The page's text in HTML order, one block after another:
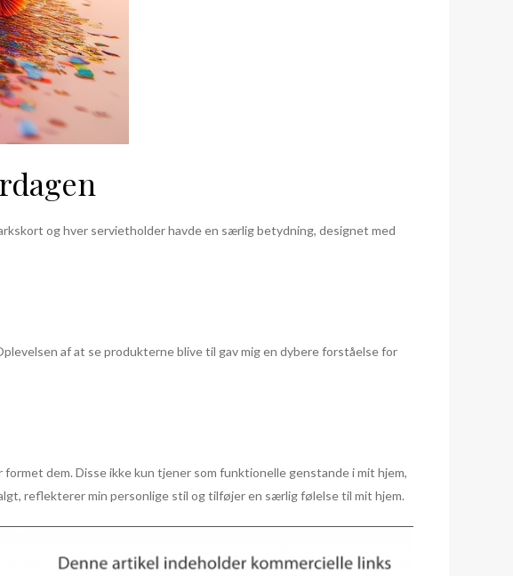
og hver servietholder havde en særlig betydning, designet med
af at se produkterne blive til gav mig en dybere forståelse for
dem. Disse ikke kun tjener som funktionelle genstande i mit hjem,
reflekterer min personlige stil og tilføjer en særlig følelse til mit hjem.